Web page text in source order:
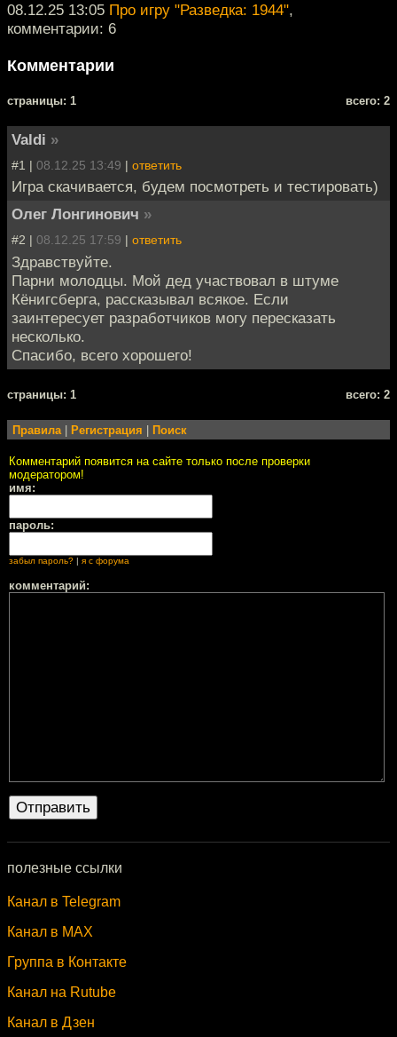
08.12.25 13:05 Про игру "Разведка: 1944",
комментарии: 6
Комментарии
cтраницы: 1 всего: 2
Valdi »
#1 | 08.12.25 13:49 | ответить
Игра скачивается, будем посмотреть и тестировать)
Олег Лонгинович »
#2 | 08.12.25 17:59 | ответить
Здравствуйте.
Парни молодцы. Мой дед участвовал в штуме
Кёнигсберга, рассказывал всякое. Если
заинтересует разработчиков могу пересказать
несколько.
Спасибо, всего хорошего!
cтраницы: 1 всего: 2
Правила | Регистрация | Поиск
Комментарий появится на сайте только после проверки
модератором!
имя:
пароль:
забыл пароль? | я с форума
комментарий:
полезные ссылки
Канал в Telegram
Канал в MAX
Группа в Контакте
Канал на Rutube
Канал в Дзен